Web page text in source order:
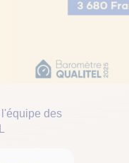
l'équipe des